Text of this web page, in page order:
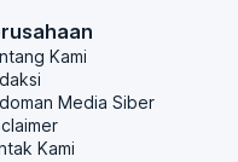
Kami
Media Siber
Kami